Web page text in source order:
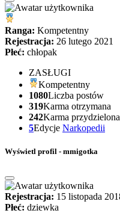
Ranga: Kompetentny
Rejestracja: 26 lutego 2021
Płeć: chłopak
ZASŁUGI
Kompetentny
1080Liczba postów
319Karma otrzymana
242Karma przydzielona
5Edycje Narkopedii
Wyświetl profil - mmigotka
Rejestracja: 15 listopada
Płeć: dziewka